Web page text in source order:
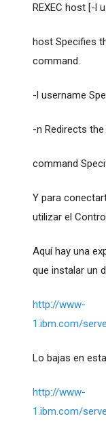
REXEC host [-l
host Specifies
command.
-l username
-n Redirects the
command
Y para
utilizar el
Aquí hay una
que instalar un
http://www-
1.ibm.com/
Lo bajas en
http://www-
1.ibm.com/